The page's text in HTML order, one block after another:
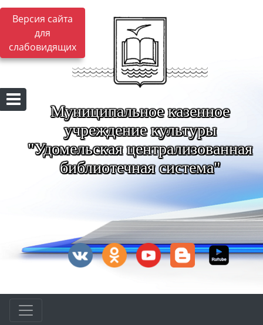
Версия сайта
для
слабовидящих
Муниципальное казенное
учреждение культуры
"Удомельская централизованная
библиотечная система"